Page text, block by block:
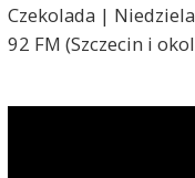
Czekolada |
92 FM (Szczecin i